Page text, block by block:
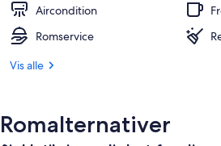
Aircondition
Romservice
Vis alle
Romalternativer